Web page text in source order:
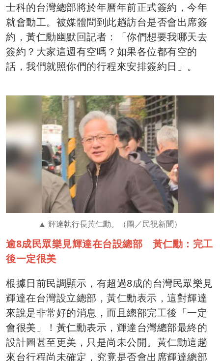
士科的台灣總部將於年曆年前正式簽約，今年
就會動工。被媒體問到此趟訪台是否會出席簽
約，黃仁勳幽默回記者：「你們想要我哪天去
簽約？大家這週有空嗎？如果各位都有空的
話，我們就照你們的行程來安排簽約日」。
輝達執行長黃仁勳。（圖／民視新聞）
逾8成民眾樂見輝達在台設總部 黃仁勳：完工
後一定很美
根據日前民調顯示，有超過8成的台灣民眾樂見
輝達在台灣設立總部，黃仁勳表示，這對輝達
來說是非常好的消息，而且總部完工後「一定
會很美」！黃仁勳表示，輝達台灣總部最終的
設計圖甚至更美，只是尚未公開。黃仁勳這趟
來台行程尚未確定，究竟是否會出席輝達總部